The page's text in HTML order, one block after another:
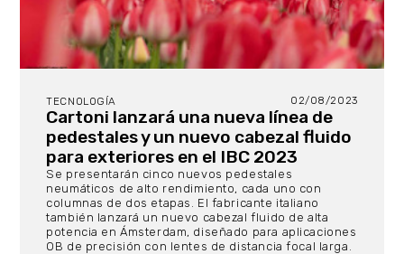
TECNOLOGÍA 02/08/2023
Cartoni lanzará una nueva línea de
pedestales y un nuevo cabezal fluido
para exteriores en el IBC 2023
Se presentarán cinco nuevos pedestales
neumáticos de alto rendimiento, cada uno con
columnas de dos etapas.
El fabricante italiano
también lanzará un nuevo cabezal fluido de alta
potencia en Ámsterdam, diseñado para aplicaciones
OB de precisión con lentes de distancia focal larga.